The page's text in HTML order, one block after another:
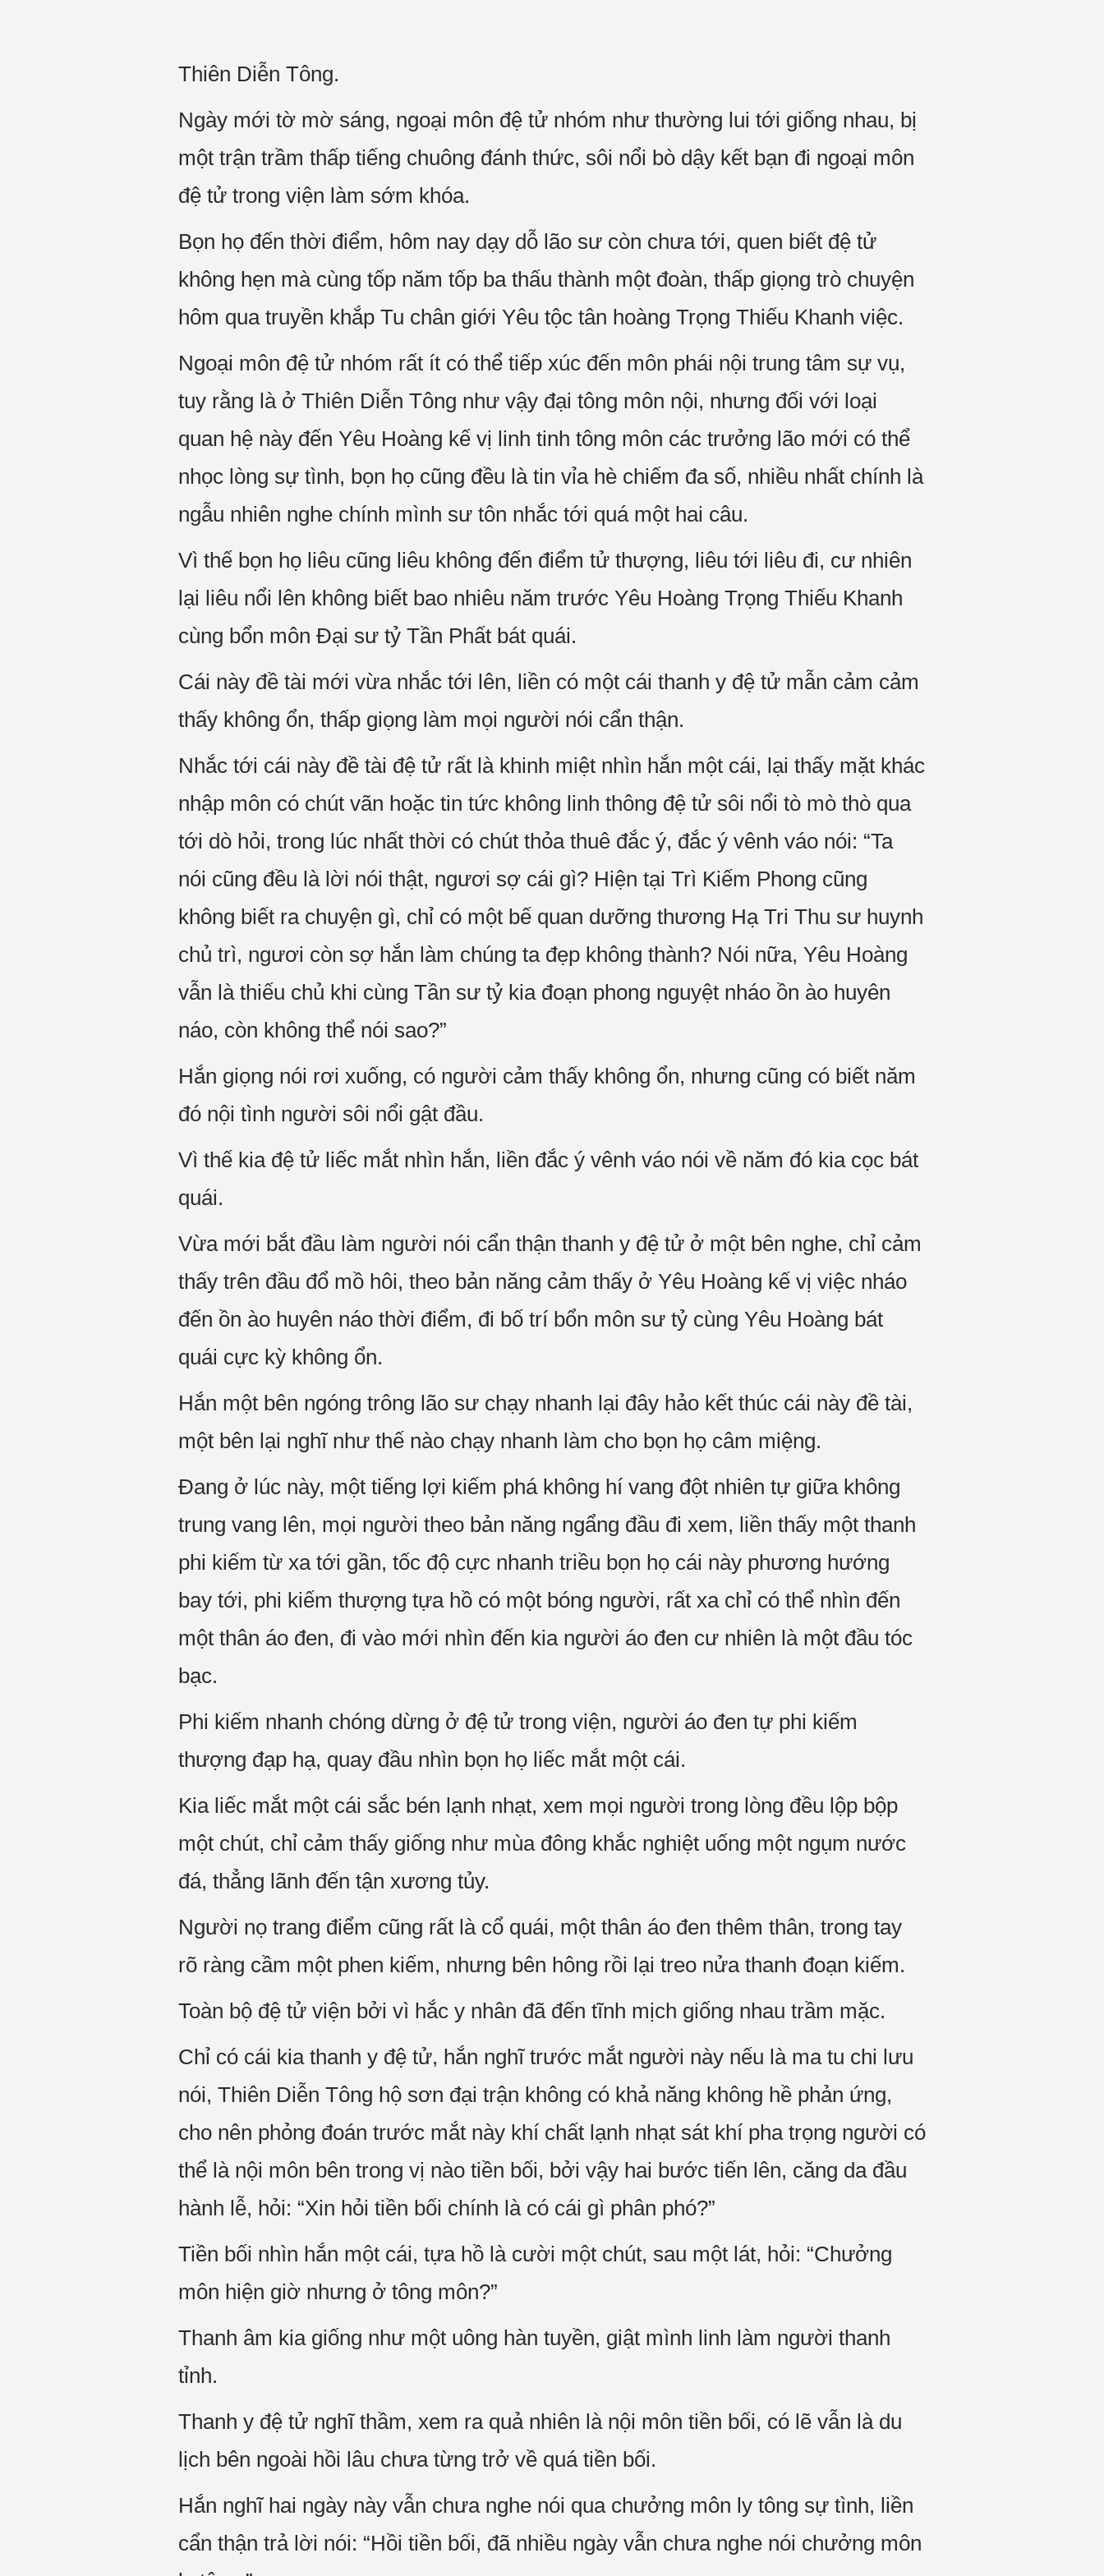
Thiên Diễn Tông.
Ngày mới tờ mờ sáng, ngoại môn đệ tử nhóm như thường lui tới giống nhau, bị
một trận trầm thấp tiếng chuông đánh thức, sôi nổi bò dậy kết bạn đi ngoại môn
đệ tử trong viện làm sớm khóa.
Bọn họ đến thời điểm, hôm nay dạy dỗ lão sư còn chưa tới, quen biết đệ tử
không hẹn mà cùng tốp năm tốp ba thấu thành một đoàn, thấp giọng trò chuyện
hôm qua truyền khắp Tu chân giới Yêu tộc tân hoàng Trọng Thiếu Khanh việc.
Ngoại môn đệ tử nhóm rất ít có thể tiếp xúc đến môn phái nội trung tâm sự vụ,
tuy rằng là ở Thiên Diễn Tông như vậy đại tông môn nội, nhưng đối với loại
quan hệ này đến Yêu Hoàng kế vị linh tinh tông môn các trưởng lão mới có thể
nhọc lòng sự tình, bọn họ cũng đều là tin vỉa hè chiếm đa số, nhiều nhất chính là
ngẫu nhiên nghe chính mình sư tôn nhắc tới quá một hai câu.
Vì thế bọn họ liêu cũng liêu không đến điểm tử thượng, liêu tới liêu đi, cư nhiên
lại liêu nổi lên không biết bao nhiêu năm trước Yêu Hoàng Trọng Thiếu Khanh
cùng bổn môn Đại sư tỷ Tần Phất bát quái.
Cái này đề tài mới vừa nhắc tới lên, liền có một cái thanh y đệ tử mẫn cảm cảm
thấy không ổn, thấp giọng làm mọi người nói cẩn thận.
Nhắc tới cái này đề tài đệ tử rất là khinh miệt nhìn hắn một cái, lại thấy mặt khác
nhập môn có chút vãn hoặc tin tức không linh thông đệ tử sôi nổi tò mò thò qua
tới dò hỏi, trong lúc nhất thời có chút thỏa thuê đắc ý, đắc ý vênh váo nói: “Ta
nói cũng đều là lời nói thật, ngươi sợ cái gì? Hiện tại Trì Kiếm Phong cũng
không biết ra chuyện gì, chỉ có một bế quan dưỡng thương Hạ Tri Thu sư huynh
chủ trì, ngươi còn sợ hắn làm chúng ta đẹp không thành? Nói nữa, Yêu Hoàng
vẫn là thiếu chủ khi cùng Tần sư tỷ kia đoạn phong nguyệt nháo ồn ào huyên
náo, còn không thể nói sao?”
Hắn giọng nói rơi xuống, có người cảm thấy không ổn, nhưng cũng có biết năm
đó nội tình người sôi nổi gật đầu.
Vì thế kia đệ tử liếc mắt nhìn hắn, liền đắc ý vênh váo nói về năm đó kia cọc bát
quái.
Vừa mới bắt đầu làm người nói cẩn thận thanh y đệ tử ở một bên nghe, chỉ cảm
thấy trên đầu đổ mồ hôi, theo bản năng cảm thấy ở Yêu Hoàng kế vị việc nháo
đến ồn ào huyên náo thời điểm, đi bố trí bổn môn sư tỷ cùng Yêu Hoàng bát
quái cực kỳ không ổn.
Hắn một bên ngóng trông lão sư chạy nhanh lại đây hảo kết thúc cái này đề tài,
một bên lại nghĩ như thế nào chạy nhanh làm cho bọn họ câm miệng.
Đang ở lúc này, một tiếng lợi kiếm phá không hí vang đột nhiên tự giữa không
trung vang lên, mọi người theo bản năng ngẩng đầu đi xem, liền thấy một thanh
phi kiếm từ xa tới gần, tốc độ cực nhanh triều bọn họ cái này phương hướng
bay tới, phi kiếm thượng tựa hồ có một bóng người, rất xa chỉ có thể nhìn đến
một thân áo đen, đi vào mới nhìn đến kia người áo đen cư nhiên là một đầu tóc
bạc.
Phi kiếm nhanh chóng dừng ở đệ tử trong viện, người áo đen tự phi kiếm
thượng đạp hạ, quay đầu nhìn bọn họ liếc mắt một cái.
Kia liếc mắt một cái sắc bén lạnh nhạt, xem mọi người trong lòng đều lộp bộp
một chút, chỉ cảm thấy giống như mùa đông khắc nghiệt uống một ngụm nước
đá, thẳng lãnh đến tận xương tủy.
Người nọ trang điểm cũng rất là cổ quái, một thân áo đen thêm thân, trong tay
rõ ràng cầm một phen kiếm, nhưng bên hông rồi lại treo nửa thanh đoạn kiếm.
Toàn bộ đệ tử viện bởi vì hắc y nhân đã đến tĩnh mịch giống nhau trầm mặc.
Chỉ có cái kia thanh y đệ tử, hắn nghĩ trước mắt người này nếu là ma tu chi lưu
nói, Thiên Diễn Tông hộ sơn đại trận không có khả năng không hề phản ứng,
cho nên phỏng đoán trước mắt này khí chất lạnh nhạt sát khí pha trọng người có
thể là nội môn bên trong vị nào tiền bối, bởi vậy hai bước tiến lên, căng da đầu
hành lễ, hỏi: “Xin hỏi tiền bối chính là có cái gì phân phó?”
Tiền bối nhìn hắn một cái, tựa hồ là cười một chút, sau một lát, hỏi: “Chưởng
môn hiện giờ nhưng ở tông môn?”
Thanh âm kia giống như một uông hàn tuyền, giật mình linh làm người thanh
tỉnh.
Thanh y đệ tử nghĩ thầm, xem ra quả nhiên là nội môn tiền bối, có lẽ vẫn là du
lịch bên ngoài hồi lâu chưa từng trở về quá tiền bối.
Hắn nghĩ hai ngày này vẫn chưa nghe nói qua chưởng môn ly tông sự tình, liền
cẩn thận trả lời nói: “Hồi tiền bối, đã nhiều ngày vẫn chưa nghe nói chưởng môn